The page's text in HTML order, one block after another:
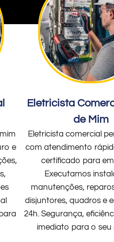
e
Eletricista
de Mim
Eletricista comercial
com atendimento
certificado para
Executamos
manutenções,
disjuntores, quadros e
24h. Segurança,
imediato para o seu